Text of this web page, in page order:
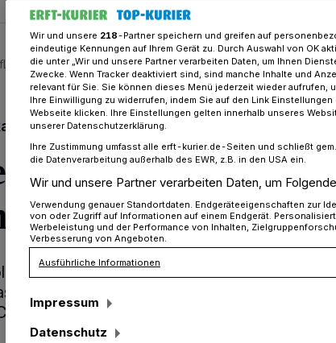
Viktoria Jüchen Garzweiler im Kreispokal-Finale gegen SC
unterstützen
VfL im Kreis-
im Rhein-Kreis: Am Ostermontag, 18.
Finale im Fußball-Kreispokal. Ab 16 Uhr
Kapellen und der VfL Jüchen-Garzweiler
Wir und unsere 218-Partner speichern und greifen auf
eindeutige Kennungen auf Ihrem Gerät zu. Durch Auswahl von OK
die unter „Wir und unsere Partner verarbeiten Daten, um Ihnen
Zwecke. Wenn Tracker deaktiviert sind, sind manche Inhalte und
relevant für Sie. Sie können dieses Menü jederzeit wieder aufrufen,
Ihre Einwilligung zu widerrufen, indem Sie auf den Link
Webseite klicken. Ihre Einstellungen gelten innerhalb unseres
unserer Datenschutzerklärung.
Ihre Zustimmung umfasst alle erft-kurier.de-Seiten und schließt
die Datenverarbeitung außerhalb des EWR, z.B. in den USA ein.
Wir und unsere Partner verarbeiten Daten, um
Verwendung genauer Standortdaten. Endgeräteeigenschaften zur
von oder Zugriff auf Informationen auf einem Endgerät.
Werbeleistung und der Performance von Inhalten,
Verbesserung von Angeboten.
Ausführliche Informationen
Impressum
Datenschutz